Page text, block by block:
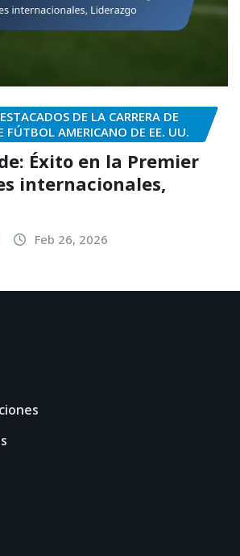
DE LA CARRERA DE
FÚTBOL AMERICANO DE EE. UU.
Éxito en la Premier
internacionales,
Feb 26, 2026